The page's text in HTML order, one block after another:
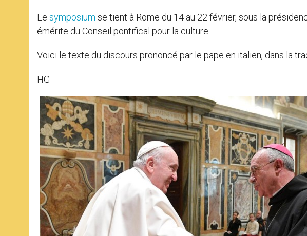
Le symposium se tient à Rome du 14 au 22 février, sous la
émérite du Conseil pontifical pour la culture.
Voici le texte du discours prononcé par le pape en italien, dans la
HG